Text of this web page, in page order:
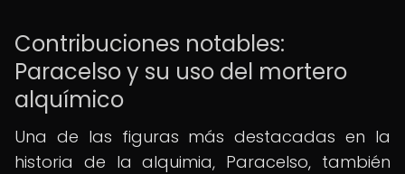
Contribuciones notables:
Paracelso y su uso del mortero
alquímico
Una de las figuras más destacadas en la
historia de la alquimia, Paracelso, también